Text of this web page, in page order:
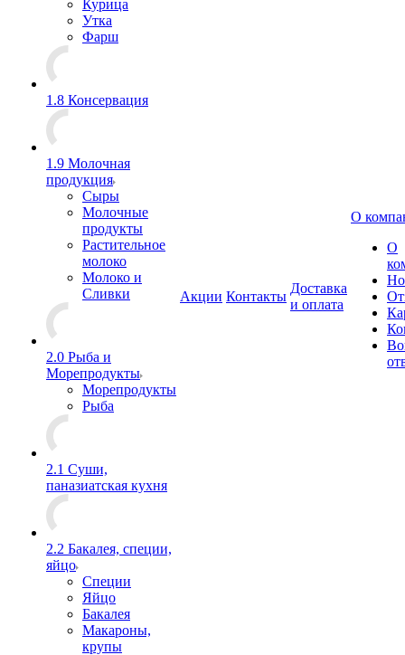
Курица
Утка
Фарш
1.8 Консервация
1.9 Молочная
продукция
Сыры
Молочные
продукты
Растительное
молоко
Молоко и
Сливки
2.0 Рыба и
Морепродукты
Морепродукты
Рыба
2.1 Суши,
паназиатская кухня
2.2 Бакалея, специи,
яйцо
Специи
Яйцо
Бакалея
Макароны,
крупы
Акции Контакты
Доставка
и оплата
О
О